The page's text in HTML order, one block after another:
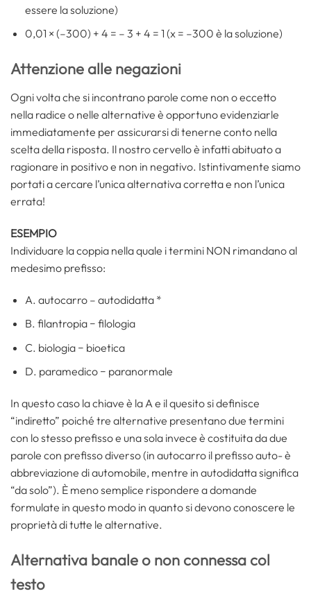
essere la soluzione)
0,01 × (–300) + 4 = – 3 + 4 = 1 (x = –300 è la soluzione)
Attenzione alle negazioni
Ogni volta che si incontrano parole come non o eccetto
nella radice o nelle alternative è opportuno evidenziarle
immediatamente per assicurarsi di tenerne conto nella
scelta della risposta. Il nostro cervello è infatti abituato a
ragionare in positivo e non in negativo. Istintivamente siamo
portati a cercare l’unica alternativa corretta e non l’unica
errata!
ESEMPIO
Individuare la coppia nella quale i termini NON rimandano al
medesimo prefisso:
A. autocarro – autodidatta *
B. filantropia − filologia
C. biologia − bioetica
D. paramedico − paranormale
In questo caso la chiave è la A e il quesito si definisce
“indiretto” poiché tre alternative presentano due termini
con lo stesso prefisso e una sola invece è costituita da due
parole con prefisso diverso (in autocarro il prefisso auto- è
abbreviazione di automobile, mentre in autodidatta significa
“da solo”). È meno semplice rispondere a domande
formulate in questo modo in quanto si devono conoscere le
proprietà di tutte le alternative.
Alternativa banale o non connessa col
testo